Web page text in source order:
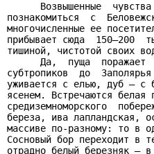
Возвышенные
познакомиться  с
многочисленные ее
прибывает сюда  150—200
тишиной, чистотой своих
Да,  пуща  поражает
субтропиков  до
уживается с елью, дуб —
ясенем. Встречаются
средиземноморского
береза, ива лапландская,
массиве по-разному: то в
Сосновый бор переходит в
отрадно белый березняк —